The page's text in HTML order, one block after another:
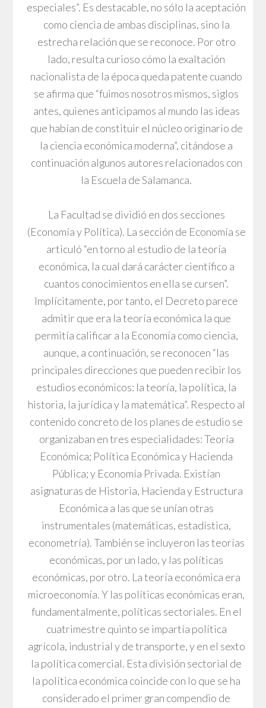
especiales”. Es destacable, no sólo la aceptación
como ciencia de ambas disciplinas, sino la
estrecha relación que se reconoce. Por otro
lado, resulta curioso cómo la exaltación
nacionalista de la época queda patente cuando
se afirma que “fuimos nosotros mismos, siglos
antes, quienes anticipamos al mundo las ideas
que habían de constituir el núcleo originario de
la ciencia económica moderna”, citándose a
continuación algunos autores relacionados con
la Escuela de Salamanca.
La Facultad se dividió en dos secciones
(Economía y Política). La sección de Economía se
articuló “en torno al estudio de la teoría
económica, la cual dará carácter científico a
cuantos conocimientos en ella se cursen”.
Implícitamente, por tanto, el Decreto parece
admitir que era la teoría económica la que
permitía calificar a la Economía como ciencia,
aunque, a continuación, se reconocen “las
principales direcciones que pueden recibir los
estudios económicos: la teoría, la política, la
historia, la jurídica y la matemática”. Respecto al
contenido concreto de los planes de estudio se
organizaban en tres especialidades: Teoría
Económica; Política Económica y Hacienda
Pública; y Economía Privada. Existían
asignaturas de Historia, Hacienda y Estructura
Económica a las que se unían otras
instrumentales (matemáticas, estadística,
econometría). También se incluyeron las teorías
económicas, por un lado, y las políticas
económicas, por otro. La teoría económica era
microeconomía. Y las políticas económicas eran,
fundamentalmente, políticas sectoriales. En el
cuatrimestre quinto se impartía política
agrícola, industrial y de transporte, y en el sexto
la política comercial. Esta división sectorial de
la política económica coincide con lo que se ha
considerado el primer gran compendio de